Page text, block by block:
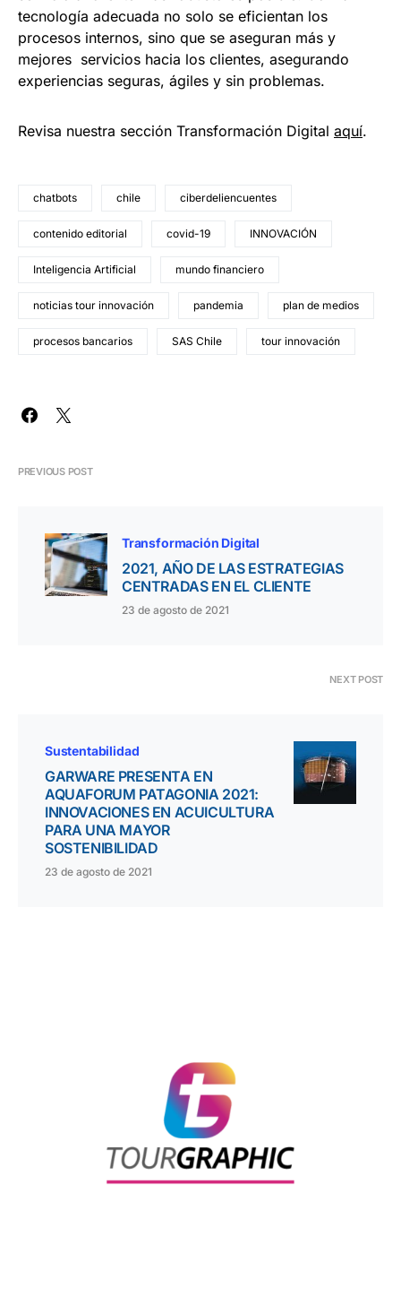
tecnología adecuada no solo se eficientan los
procesos internos, sino que se aseguran más y
mejores servicios hacia los clientes, asegurando
experiencias seguras, ágiles y sin problemas.
Revisa nuestra sección Transformación Digital aquí.
chatbots chile ciberdeliencuentes
contenido editorial covid-19 INNOVACIÓN
Inteligencia Artificial mundo financiero
noticias tour innovación pandemia plan de medios
procesos bancarios SAS Chile tour innovación
PREVIOUS POST
Transformación Digital
2021, AÑO DE LAS ESTRATEGIAS
CENTRADAS EN EL CLIENTE
23 de agosto de 2021
NEXT POST
Sustentabilidad
GARWARE PRESENTA EN
AQUAFORUM PATAGONIA 2021:
INNOVACIONES EN ACUICULTURA
PARA UNA MAYOR
SOSTENIBILIDAD
23 de agosto de 2021